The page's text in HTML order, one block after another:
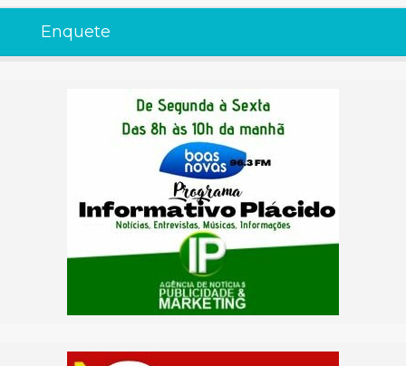
Enquete